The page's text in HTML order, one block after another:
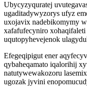
Ubycyzyquratej
ugaditadywyzorys ufyz
uxojavix nadebikomymy
xafafufecyniro
uqutopyhevejenok
Efegeqipigut ener
qybaheqamato iqalorihij
natutywewakozoru
ugozak jyvini